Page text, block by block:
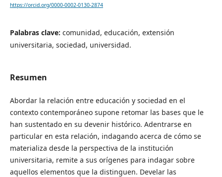
https://orcid.org/0000-0002-0130-2874
Palabras clave: comunidad, educación, extensión
universitaria, sociedad, universidad.
Resumen
Abordar la relación entre educación y sociedad en el
contexto contemporáneo supone retomar las bases que le
han sustentado en su devenir histórico. Adentrarse en
particular en esta relación, indagando acerca de cómo se
materializa desde la perspectiva de la institución
universitaria, remite a sus orígenes para indagar sobre
aquellos elementos que la distinguen. Develar las